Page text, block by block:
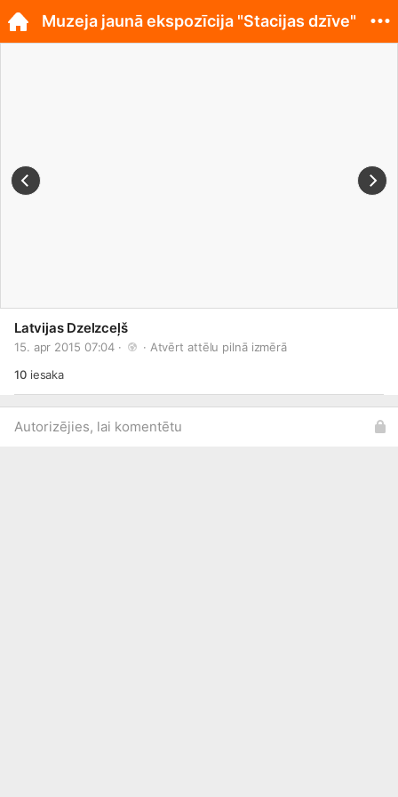
Latvijas Dzelzceļš
15. apr 2015 07:04 · · Atvērt attēlu pilnā izmērā
10iesaka
Autorizējies, lai komentētu
Muzeja jaunā ekspozīcija "Stacijas dzīve"